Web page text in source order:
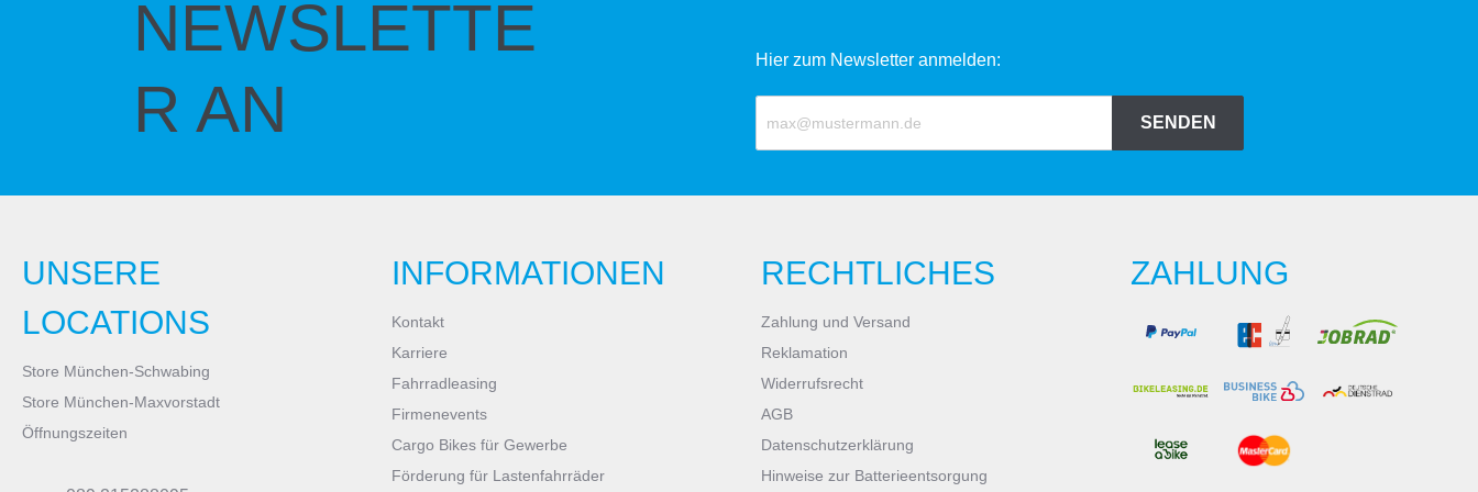
NEWSLETTE
R AN
Hier zum Newsletter anmelden:
SENDEN
UNSERE
LOCATIONS
Store München-Schwabing
Store München-Maxvorstadt
Öffnungszeiten
INFORMATIONEN
Kontakt
Karriere
Fahrradleasing
Firmenevents
Cargo Bikes für Gewerbe
Förderung für Lastenfahrräder
RECHTLICHES
Zahlung und Versand
Reklamation
Widerrufsrecht
AGB
Datenschutzerklärung
Hinweise zur Batterieentsorgung
ZAHLUNG